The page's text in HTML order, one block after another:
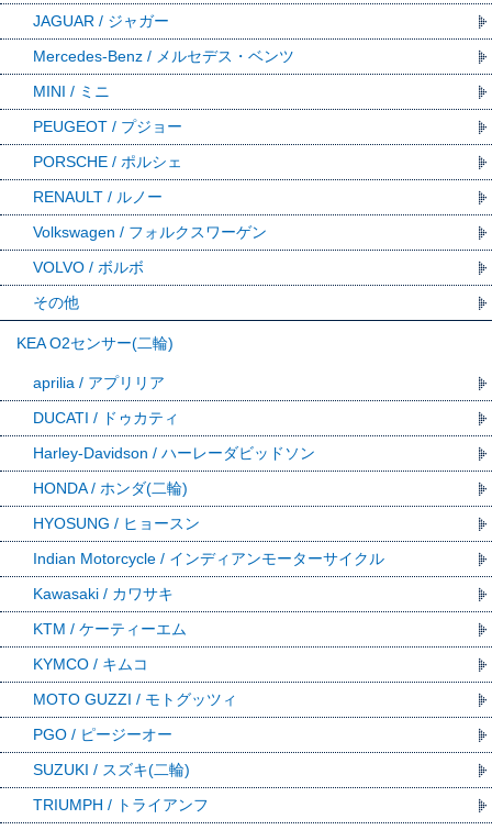
JAGUAR / ジャガー
Mercedes-Benz / メルセデス・ベンツ
MINI / ミニ
PEUGEOT / プジョー
PORSCHE / ポルシェ
RENAULT / ルノー
Volkswagen / フォルクスワーゲン
VOLVO / ボルボ
その他
KEA O2センサー(二輪)
aprilia / アプリリア
DUCATI / ドゥカティ
Harley-Davidson / ハーレーダビッドソン
HONDA / ホンダ(二輪)
HYOSUNG / ヒョースン
Indian Motorcycle / インディアンモーターサイクル
Kawasaki / カワサキ
KTM / ケーティーエム
KYMCO / キムコ
MOTO GUZZI / モトグッツィ
PGO / ピージーオー
SUZUKI / スズキ(二輪)
TRIUMPH / トライアンフ